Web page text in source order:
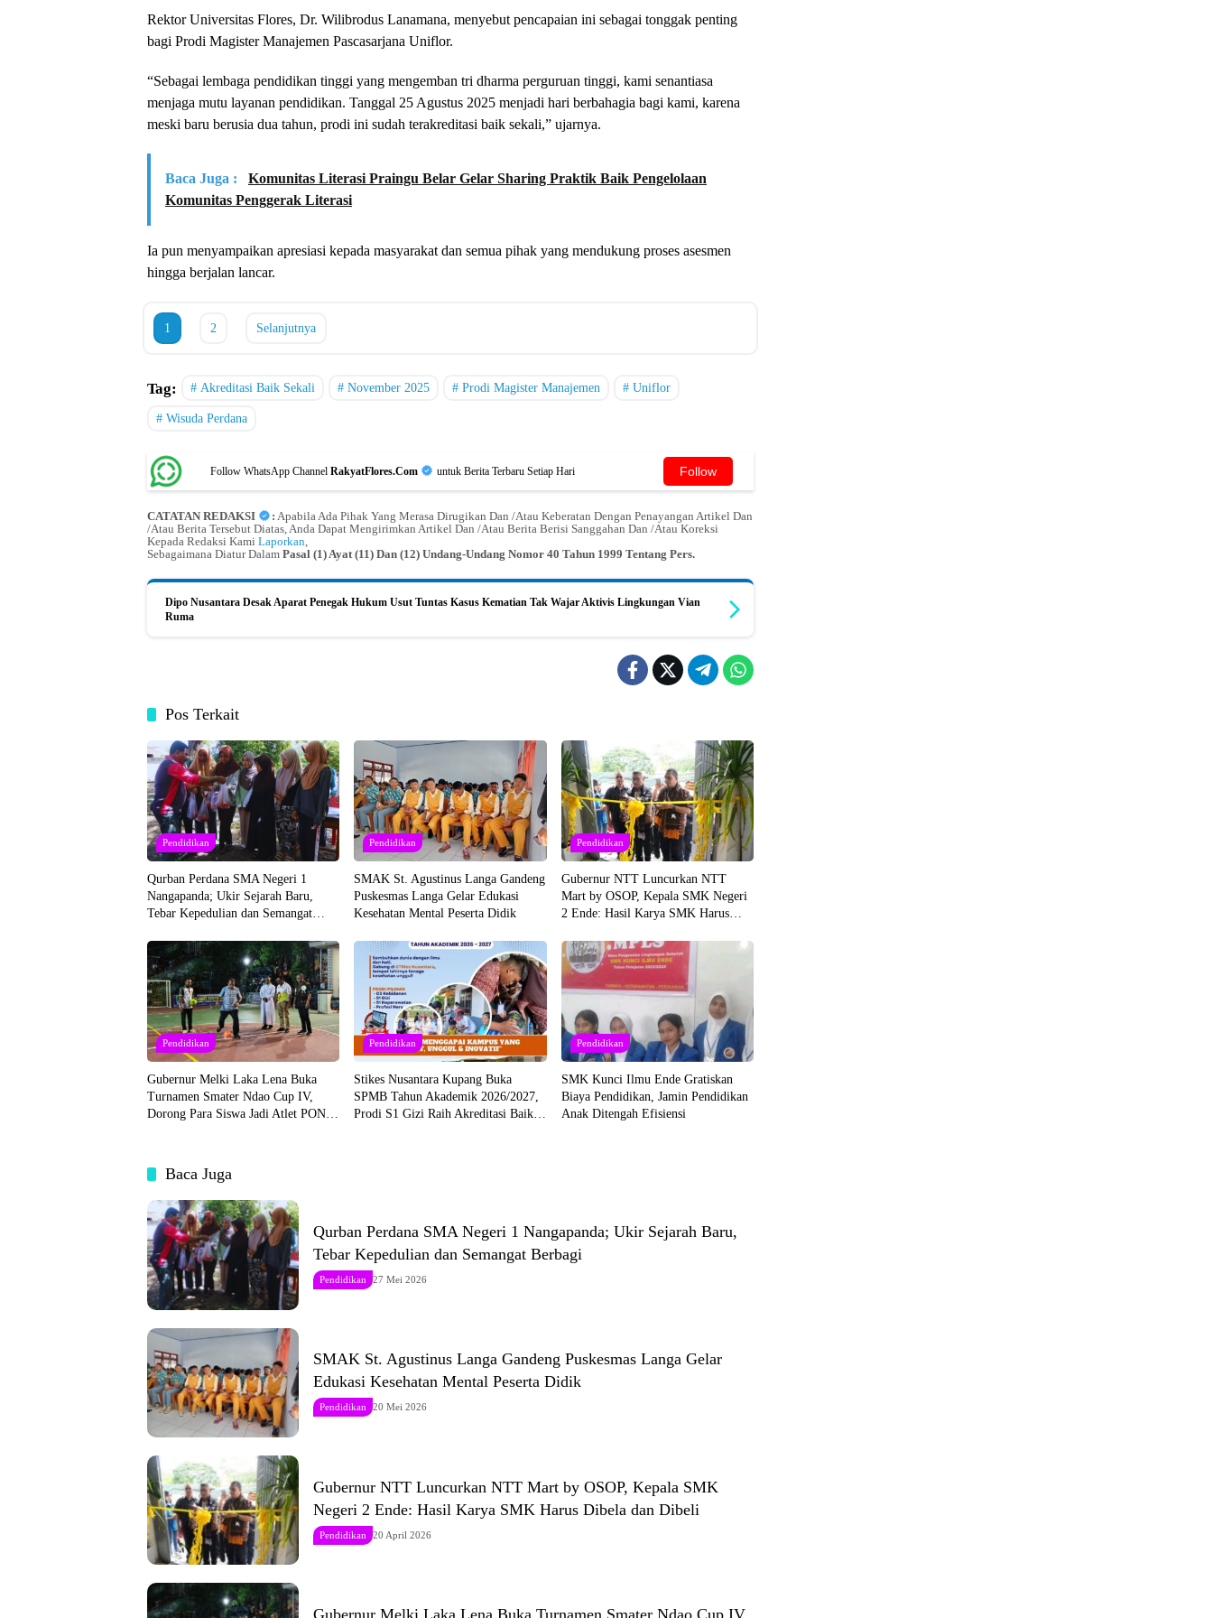
Rektor Universitas Flores, Dr. Wilibrodus Lanamana, menyebut pencapaian ini sebagai tonggak penting
bagi Prodi Magister Manajemen Pascasarjana Uniflor.
“Sebagai lembaga pendidikan tinggi yang mengemban tri dharma perguruan tinggi, kami senantiasa
menjaga mutu layanan pendidikan. Tanggal 25 Agustus 2025 menjadi hari berbahagia bagi kami, karena
meski baru berusia dua tahun, prodi ini sudah terakreditasi baik sekali,” ujarnya.
Baca Juga :
Komunitas Literasi Praingu Belar Gelar Sharing Praktik Baik Pengelolaan
Komunitas Penggerak Literasi
Ia pun menyampaikan apresiasi kepada masyarakat dan semua pihak yang mendukung proses asesmen
hingga berjalan lancar.
1 2 Selanjutnya
Tag: Akreditasi Baik Sekali November 2025 Prodi Magister Manajemen Uniflor
Wisuda Perdana
Follow WhatsApp Channel RakyatFlores.Com untuk Berita Terbaru Setiap Hari Follow
CATATAN REDAKSI : Apabila Ada Pihak Yang Merasa Dirugikan Dan /Atau Keberatan Dengan Penayangan Artikel Dan
/Atau Berita Tersebut Diatas, Anda Dapat Mengirimkan Artikel Dan /Atau Berita Berisi Sanggahan Dan /Atau Koreksi
Kepada Redaksi Kami Laporkan,
Sebagaimana Diatur Dalam Pasal (1) Ayat (11) Dan (12) Undang-Undang Nomor 40 Tahun 1999 Tentang Pers.
Dipo Nusantara Desak Aparat Penegak Hukum Usut Tuntas Kasus Kematian Tak Wajar Aktivis Lingkungan Vian
Ruma
Pos Terkait
Pendidikan
Qurban Perdana SMA Negeri 1
Nangapanda; Ukir Sejarah Baru,
Tebar Kepedulian dan Semangat
Pendidikan
SMAK St. Agustinus Langa Gandeng
Puskesmas Langa Gelar Edukasi
Kesehatan Mental Peserta Didik
Pendidikan
Gubernur NTT Luncurkan NTT
Mart by OSOP, Kepala SMK Negeri
2 Ende: Hasil Karya SMK Harus
Pendidikan
Gubernur Melki Laka Lena Buka
Turnamen Smater Ndao Cup IV,
Dorong Para Siswa Jadi Atlet PON
Pendidikan
Stikes Nusantara Kupang Buka
SPMB Tahun Akademik 2026/2027,
Prodi S1 Gizi Raih Akreditasi Baik
Pendidikan
SMK Kunci Ilmu Ende Gratiskan
Biaya Pendidikan, Jamin Pendidikan
Anak Ditengah Efisiensi
Baca Juga
Qurban Perdana SMA Negeri 1 Nangapanda; Ukir Sejarah Baru,
Tebar Kepedulian dan Semangat Berbagi
Pendidikan 27 Mei 2026
SMAK St. Agustinus Langa Gandeng Puskesmas Langa Gelar
Edukasi Kesehatan Mental Peserta Didik
Pendidikan 20 Mei 2026
Gubernur NTT Luncurkan NTT Mart by OSOP, Kepala SMK
Negeri 2 Ende: Hasil Karya SMK Harus Dibela dan Dibeli
Pendidikan 20 April 2026